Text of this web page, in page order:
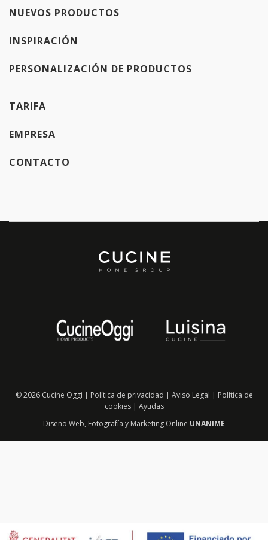
NUEVOS PRODUCTOS
INSPIRACIÓN
PERSONALIZACIÓN DE PRODUCTOS
TARIFA
EMPRESA
CONTACTO
© 2026 Cucine Oggi | Política de privacidad | Aviso Legal | Política de
cookies| Ayudas
Diseño Web, Fotografía y Marketing Online UNANIME